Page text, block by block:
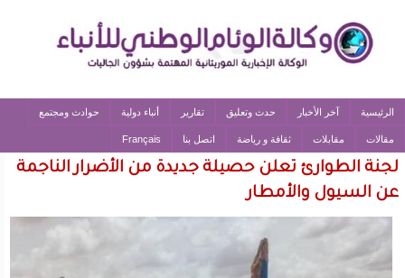
الرئيسية آخر الأخبار حدث وتعليق تقارير أنباء دولية حوادث ومجتمع
مقالات مقابلات ثقافة و رياضة اتصل بنا Français
لجنة الطوارئ تعلن حصيلة جديدة من الأضرار الناجمة
عن السيول والأمطار